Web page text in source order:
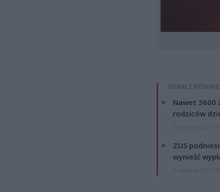
ZOBACZ
Nawet 3600
rodziców
ZUS
wynieść